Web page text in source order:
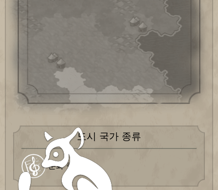
도시 국가 종류
문화 중심